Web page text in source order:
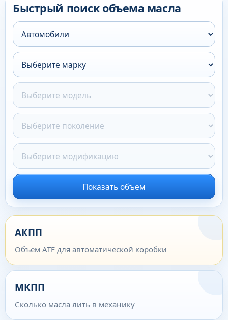
Быстрый поиск объема масла
Показать объем
АКПП
Объем ATF для автоматической коробки
МКПП
Сколько масла лить в механику